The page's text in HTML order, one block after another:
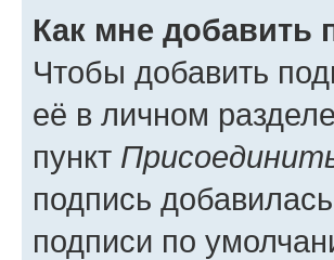
Как мне добавить
Чтобы добавить
её в личном
пункт
подпись
подписи по